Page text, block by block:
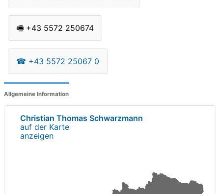
🖷 +43 5572 250674
☎ +43 5572 25067 0
Allgemeine Information
Christian Thomas Schwarzmann
auf der Karte
anzeigen